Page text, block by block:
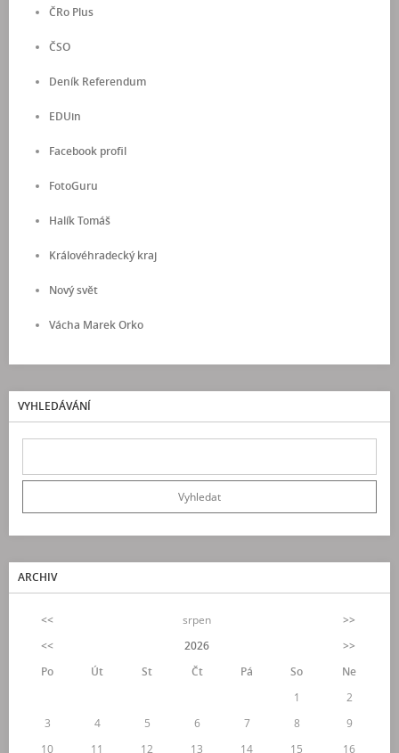
ČRo Plus
ČSO
Deník Referendum
EDUin
Facebook profil
FotoGuru
Halík Tomáš
Královéhradecký kraj
Nový svět
Vácha Marek Orko
VYHLEDÁVÁNÍ
ARCHIV
<< srpen
>>
<<
2026
>>
Po
Út St Čt Pá So
Ne
1
2
3
4 5 6 7 8
9
10
11 12 13 14 15 16